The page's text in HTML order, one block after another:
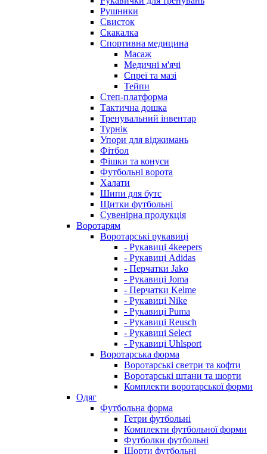
Рушники
Свисток
Скакалка
Спортивна медицина
Масаж
Медичні м'ячі
Спреї та мазі
Тейпи
Степ-платформа
Тактична дошка
Тренувальний інвентар
Турнік
Упори для віджимань
Фітбол
Фішки та конуси
Футбольні ворота
Халати
Шипи для бутс
Щитки футбольні
Сувенірна продукція
Воротарям
Воротарські рукавиці
- Рукавиці 4keepers
- Рукавиці Adidas
- Перчатки Jako
- Рукавиці Joma
- Перчатки Kelme
- Рукавиці Nike
- Рукавиці Puma
- Рукавиці Reusch
- Рукавиці Select
- Рукавиці Uhlsport
Воротарська форма
Воротарські светри та кофти
Воротарські штани та шорти
Комплекти воротарської форми
Одяг
Футбольна форма
Гетри футбольні
Комплекти футбольної форми
Футболки футбольні
Шорти футбольні